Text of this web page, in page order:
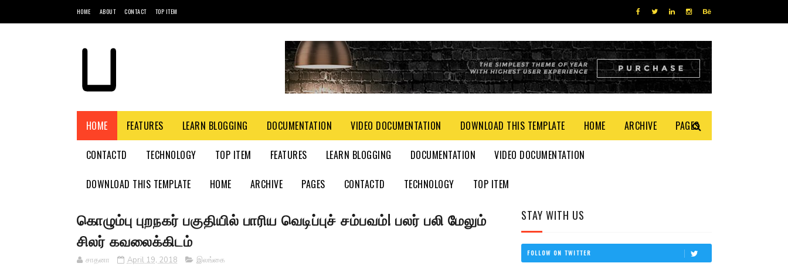
HOME ABOUT CONTACT TOP ITEM
HOME FEATURES LEARN BLOGGING DOCUMENTATION VIDEO DOCUMENTATION DOWNLOAD THIS TEMPLATE HOME ARCHIVE PAGES
CONTACTD TECHNOLOGY TOP ITEM FEATURES LEARN BLOGGING DOCUMENTATION VIDEO DOCUMENTATION
DOWNLOAD THIS TEMPLATE HOME ARCHIVE PAGES CONTACTD TECHNOLOGY TOP ITEM
கொழும்பு புறநகர் பகுதியில் பாரிய வெடிப்புச் சம்பவம்! பலர் பலி மேலும்
சிலர் கவலைக்கிடம்
சாதனா April 19, 2018 இலங்கை
STAY WITH US
FOLLOW ON TWITTER